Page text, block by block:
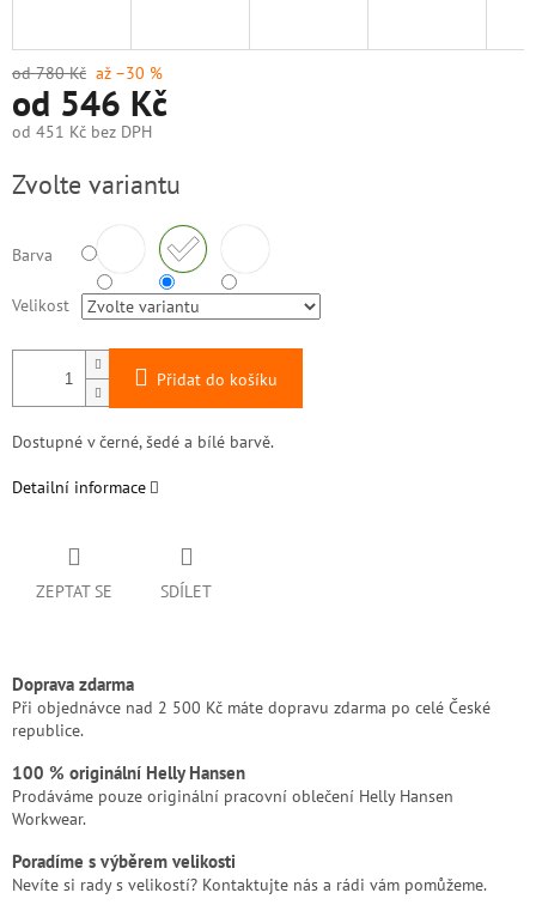
od 780 Kč až –30 %
od 546 Kč
od 451 Kč bez DPH
cena:
Zvolte variantu
Barva
Velikost
Přidat do košíku
Dostupné v černé, šedé a bílé barvě.
Detailní informace
ZEPTAT SE SDÍLET
Doprava zdarma
Při objednávce nad 2 500 Kč máte dopravu zdarma po celé České
republice.
100 % originální Helly Hansen
Prodáváme pouze originální pracovní oblečení Helly Hansen
Workwear.
Poradíme s výběrem velikosti
Nevíte si rady s velikostí? Kontaktujte nás a rádi vám pomůžeme.